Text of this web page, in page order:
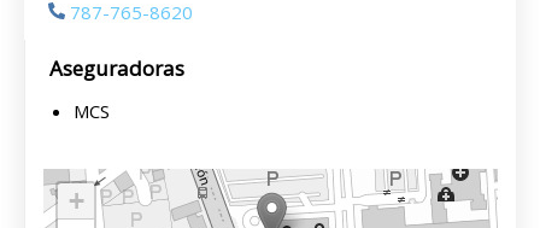
787-765-8620
Aseguradoras
MCS
+